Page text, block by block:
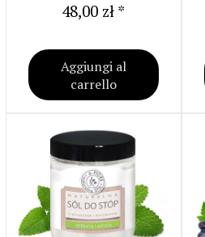
48,00 zł *
Aggiungi al
carrello